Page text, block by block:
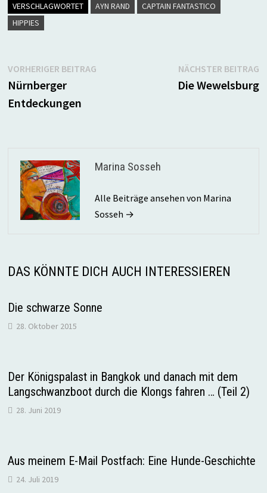
VERSCHLAGWORTET AYN RAND
CAPTAIN FANTASTICO
HIPPIES
Beitragsnavigation
VORHERIGER BEITRAGVorheriger
Nürnberger
Entdeckungen
NÄCHSTER BEITRAG
Die Wewelsburg
Marina Sosseh
Alle Beiträge ansehen von Marina
Sosseh →
DAS KÖNNTE DICH AUCH INTERESSIEREN
Die schwarze Sonne
28. Oktober 2015
Der Königspalast in Bangkok und danach mit dem
Langschwanzboot durch die Klongs fahren … (Teil 2)
28. Juni 2019
Aus meinem E-Mail Postfach: Eine Hunde-Geschichte
24. Juli 2019